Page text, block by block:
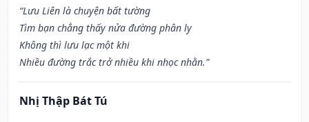
“Lưu Liên là chuyện bất tường
Tìm bạn chẳng thấy nửa đường phân ly
Không thì lưu lạc một khi
Nhiều đường trắc trở nhiều khi nhọc nhằn.”
Nhị Thập Bát Tú